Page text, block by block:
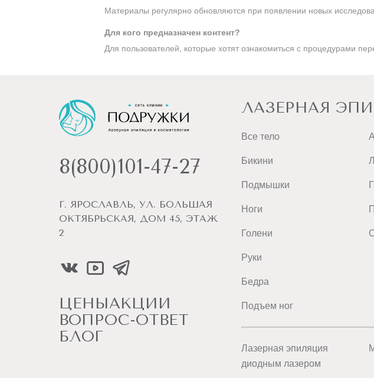
Материалы регулярно обновляются при появлении новых
Для кого предназначен контент?
Для пользователей, которые хотят ознакомиться с процедурами
8(800)101-47-27
Г. ЯРОСЛАВЛЬ, УЛ. БОЛЬШАЯ
ОКТЯБРЬСКАЯ, ДОМ 45, ЭТАЖ
2
ЦЕНЫАКЦИИ
ВОПРОС-ОТВЕТ
БЛОГ
ЛАЗЕРНАЯ
Все тело
Бикини
Подмышки
Ноги
Голени
Руки
Бедра
Подъем ног
Лазерная эпиляция
диодным лазером